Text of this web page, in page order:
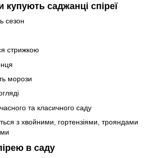
купують саджанці спіреї
сезон
стрижкою
морози
та класичного саду
з хвойними, гортензіями, трояндами
в саду